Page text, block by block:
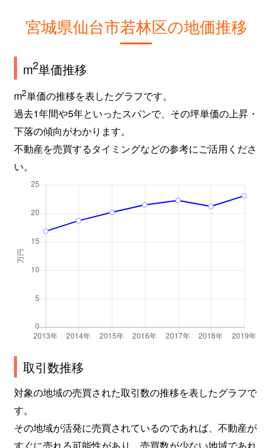
宮城県仙台市若林区の地価推移
m2単価推移
m2単価の推移を表したグラフです。
過去1年間や5年といったスパンで、その坪単価の上昇・
下落の傾向がわかります。
不動産を売買するタイミングなどの参考にご活用くださ
い。
取引数推移
対象の地域の売買された取引数の推移を表したグラフで
す。
その地域が活発に売買されているのであれば、不動産が